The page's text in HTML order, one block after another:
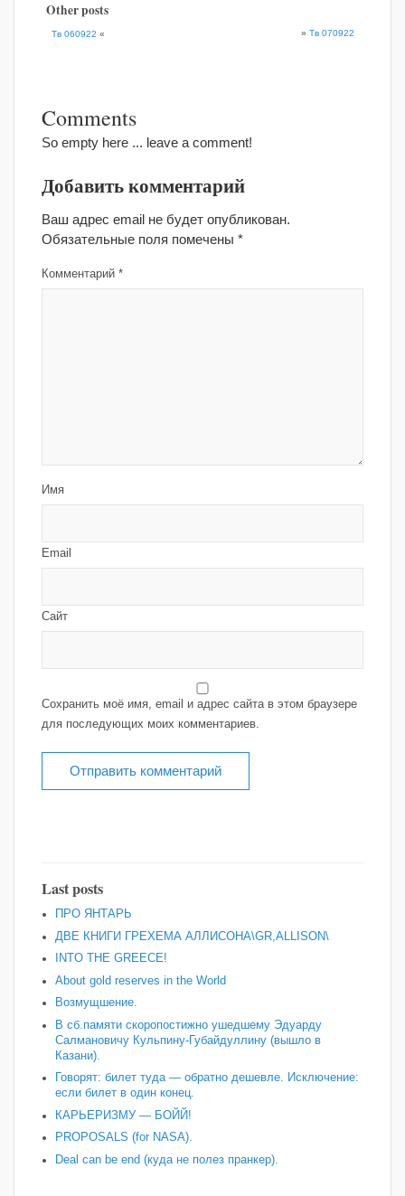
Other posts
Тв 060922 « » Тв 070922
Comments
So empty here ... leave a comment!
Добавить комментарий
Ваш адрес email не будет опубликован.
Обязательные поля помечены *
Комментарий *
Имя
Email
Сайт
Сохранить моё имя, email и адрес сайта в этом браузере
для последующих моих комментариев.
Last posts
ПРО ЯНТАРЬ
ДВЕ КНИГИ ГРЕХЕМА АЛЛИСОНА\GR,ALLISON\
INTO THE GREECE!
About gold reserves in the World
Возмущшение.
В сб.памяти скоропостижно ушедшему Эдуарду
Салмановичу Кульпину-Губайдуллину (вышло в
Казани).
Говорят: билет туда — обратно дешевле. Исключение:
если билет в один конец.
КАРЬЕРИЗМУ — БОЙЙ!
PROPOSALS (for NASA).
Deal can be end (куда не полез пранкер).